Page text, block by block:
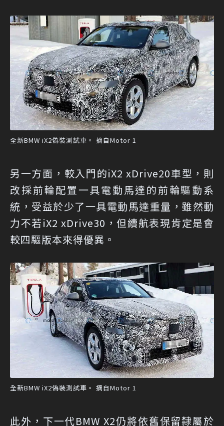
全新BMW iX2偽裝測試車。 摘自Motor 1
另一方面，較入門的iX2 xDrive20車型，則
改採前輪配置一具電動馬達的前輪驅動系
統，受益於少了一具電動馬達重量，雖然動
力不若iX2 xDrive30，但續航表現肯定是會
較四驅版本來得優異。
全新BMW iX2偽裝測試車。 摘自Motor 1
此外，下一代BMW X2仍將依舊保留隸屬於